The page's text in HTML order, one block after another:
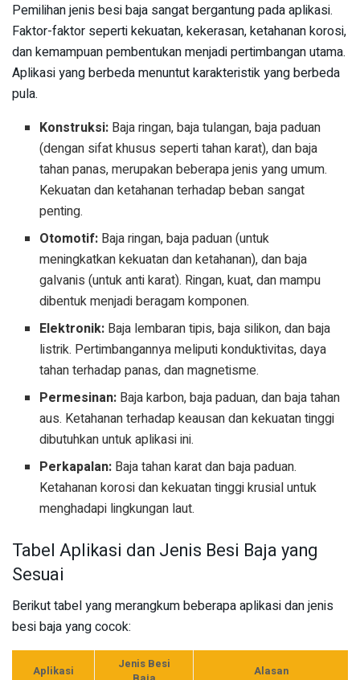
Pemilihan jenis besi baja sangat bergantung pada aplikasi.
Faktor-faktor seperti kekuatan, kekerasan, ketahanan korosi,
dan kemampuan pembentukan menjadi pertimbangan utama.
Aplikasi yang berbeda menuntut karakteristik yang berbeda
pula.
Konstruksi: Baja ringan, baja tulangan, baja paduan
(dengan sifat khusus seperti tahan karat), dan baja
tahan panas, merupakan beberapa jenis yang umum.
Kekuatan dan ketahanan terhadap beban sangat
penting.
Otomotif: Baja ringan, baja paduan (untuk
meningkatkan kekuatan dan ketahanan), dan baja
galvanis (untuk anti karat). Ringan, kuat, dan mampu
dibentuk menjadi beragam komponen.
Elektronik: Baja lembaran tipis, baja silikon, dan baja
listrik. Pertimbangannya meliputi konduktivitas, daya
tahan terhadap panas, dan magnetisme.
Permesinan: Baja karbon, baja paduan, dan baja tahan
aus. Ketahanan terhadap keausan dan kekuatan tinggi
dibutuhkan untuk aplikasi ini.
Perkapalan: Baja tahan karat dan baja paduan.
Ketahanan korosi dan kekuatan tinggi krusial untuk
menghadapi lingkungan laut.
Tabel Aplikasi dan Jenis Besi Baja yang
Sesuai
Berikut tabel yang merangkum beberapa aplikasi dan jenis
besi baja yang cocok:
Aplikasi
Jenis Besi
Alasan